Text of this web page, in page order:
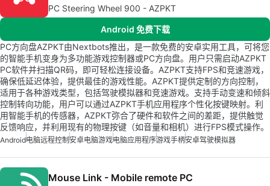
PC Steering Wheel 900 - AZPKT
Android 免费下载
PC方向盘AZPKT由Nextbots推出，是一款免费的安卓实用工具，可将您
的智能手机变身为多功能游戏控制器或PC方向盘。用户只需启动AZPKT
PC软件并扫描QR码，即可轻松连接设备。AZPKT支持FPS和竞速游戏，
确保低延迟体验，提供最佳的游戏性能。AZPKT提供定制的方向控制，
适用于各种游戏类型，包括驾驶模拟器和竞速游戏。支持手动变速和倾斜
控制转向功能，用户可以通过AZPKT手机应用程序个性化按键映射。利
用智能手机的传感器，AZPKT弥合了硬件和软件之间的差距，提供触觉
反馈响应，并利用现有的物理按键（如音量和相机）进行FPS模式操作。
Android电脑远程控制 安卓电脑游戏电脑应用程序游戏手柄安卓驾驶模拟器
Mouse Link - Mobile remote PC